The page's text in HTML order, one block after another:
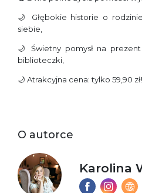
🌙 Głębokie historie o
siebie,
🌙 Świetny pomysł na
biblioteczki,
🌙 Atrakcyjna cena: tylko 59,90 zł!
O autorce
Karolina